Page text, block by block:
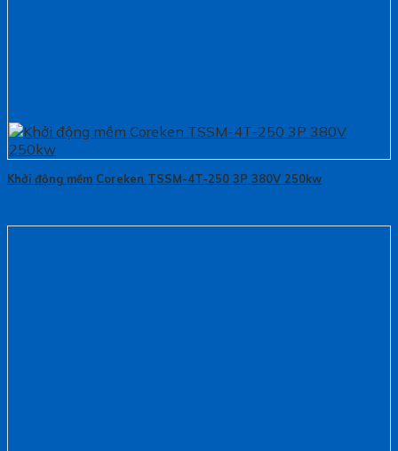
Khởi động mềm Coreken TSSM-4T-250 3P 380V 250kw